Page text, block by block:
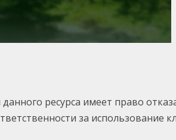
ресурса имеет право
за